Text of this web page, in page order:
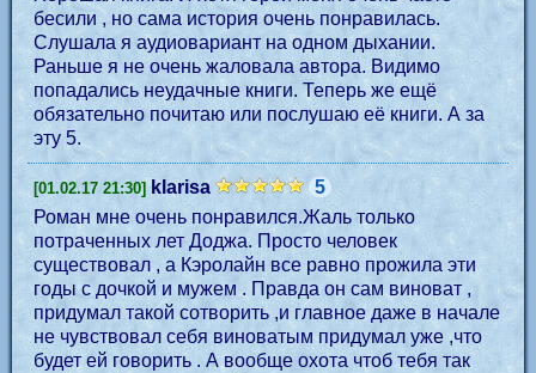
бесили , но сама история очень понравилась.
Слушала я аудиовариант на одном дыхании.
Раньше я не очень жаловала автора. Видимо
попадались неудачные книги. Теперь же ещё
обязательно почитаю или послушаю её книги. А за
эту 5.
[01.02.17 21:30] klarisa
5
Роман мне очень понравился.Жаль только
потраченных лет Доджа. Просто человек
существовал , а Кэролайн все равно прожила эти
годы с дочкой и мужем . Правда он сам виноват ,
придумал такой сотворить ,и главное даже в начале
не чувствовал себя виноватым придумал уже ,что
будет ей говорить . А вообще охота чтоб тебя так